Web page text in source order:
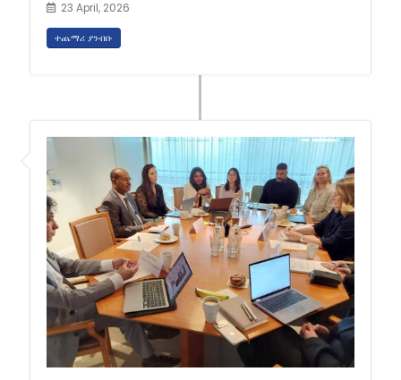
23 April, 2026
ተጨማሪ ያንብቡ